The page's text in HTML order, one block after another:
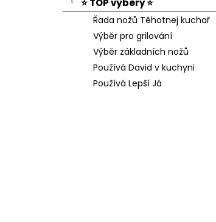
⭐ TOP výběry ⭐
Řada nožů Těhotnej kuchař
Výběr pro grilování
Výběr základních nožů
Používá David v kuchyni
Používá Lepší Já